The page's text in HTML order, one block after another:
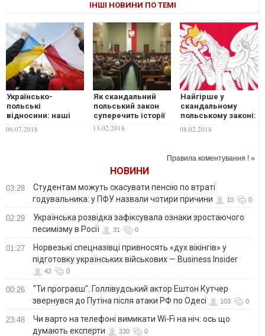
ІНШІ НОВИНИ ПО ТЕМІ
Українсько-
польські
відносини: наші
предками та
06.07.2018
Як скандальний
польський закон
суперечить історії
13.02.2018
Найгірше у
скандальному
польському законі:
отримати три роки
08.02.2018
Правила коментування ! »
НОВИНИ
03:28
Студентам можуть скасувати пенсію по втраті
годувальника: у ПФУ назвали чотири причини
10 0
02:29
Українська розвідка зафіксувала ознаки зростаючого
песимізму в Росії
31 0
01:27
Норвезькі спецназівці привносять «дух вікінгів» у
підготовку українських військових — Business Insider
42 0
00:26
"Ти програєш". Голлівудський актор Ештон Кутчер
звернувся до Путіна після атаки РФ по Одесі
103 0
23:48
Чи варто на телефонi вимикати Wi-Fi на ніч: ось що
думають експерти
330 0